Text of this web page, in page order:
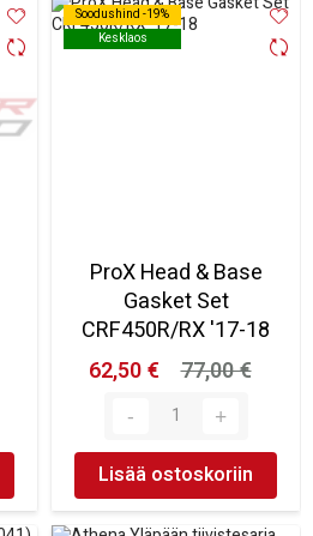
Soodushind -19%
Kesklaos
Soodushind -19%
Kesklaos
ProX Head & Base
Gasket Set
CRF450R/RX '17-18
62,50 €
77,00 €
Lisää ostoskoriin